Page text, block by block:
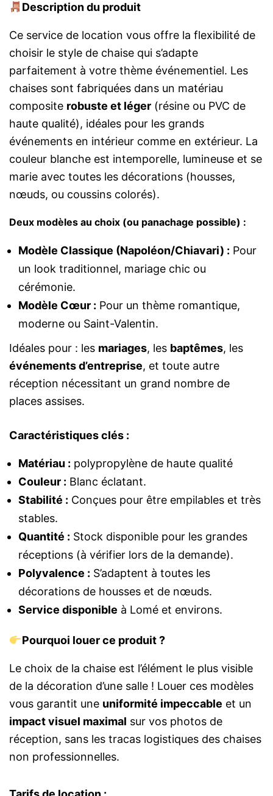
Description du produit
Ce service de location vous offre la flexibilité de
choisir le style de chaise qui s’adapte
parfaitement à votre thème événementiel. Les
chaises sont fabriquées dans un matériau
composite robuste et léger (résine ou PVC de
haute qualité), idéales pour les grands
événements en intérieur comme en extérieur. La
couleur blanche est intemporelle, lumineuse et se
marie avec toutes les décorations (housses,
nœuds, ou coussins colorés).
Deux modèles au choix (ou panachage possible) :
Modèle Classique (Napoléon/Chiavari) : Pour
un look traditionnel, mariage chic ou
cérémonie.
Modèle Cœur : Pour un thème romantique,
moderne ou Saint-Valentin.
Idéales pour : les mariages, les baptêmes, les
événements d’entreprise, et toute autre
réception nécessitant un grand nombre de
places assises.
Caractéristiques clés :
Matériau : polypropylène de haute qualité
Couleur : Blanc éclatant.
Stabilité : Conçues pour être empilables et très
stables.
Quantité : Stock disponible pour les grandes
réceptions (à vérifier lors de la demande).
Polyvalence : S’adaptent à toutes les
décorations de housses et de nœuds.
Service disponible à Lomé et environs.
Pourquoi louer ce produit ?
Le choix de la chaise est l’élément le plus visible
de la décoration d’une salle ! Louer ces modèles
vous garantit une uniformité impeccable et un
impact visuel maximal sur vos photos de
réception, sans les tracas logistiques des chaises
non professionnelles.